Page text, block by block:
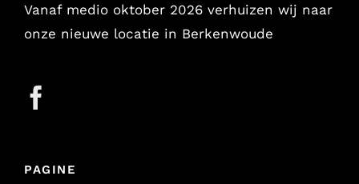
Vanaf medio oktober 2026 verhuizen wij naar
onze nieuwe locatie in Berkenwoude
PAGINE